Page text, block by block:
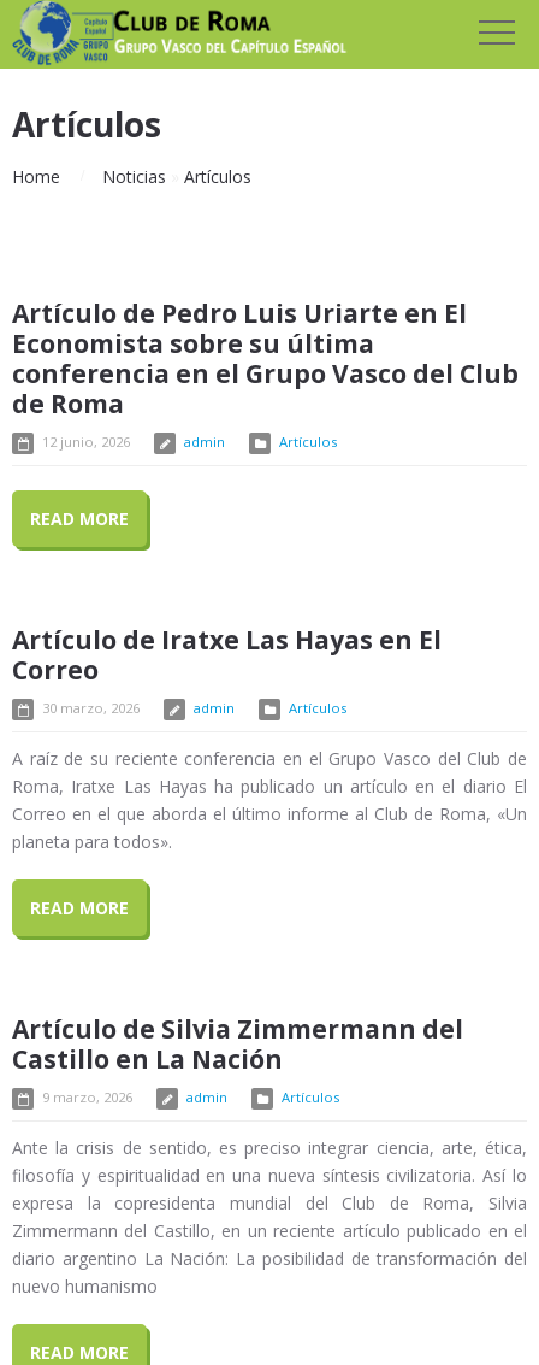
Artículos
Home Noticias Artículos
Artículo de Pedro Luis Uriarte en El
Economista sobre su última
conferencia en el Grupo Vasco del Club
de Roma
12 junio, 2026 admin Artículos
READ MORE
Artículo de Iratxe Las Hayas en El
Correo
30 marzo, 2026 admin Artículos
A raíz de su reciente conferencia en el Grupo Vasco del Club de
Roma, Iratxe Las Hayas ha publicado un artículo en el diario El
Correo en el que aborda el último informe al Club de Roma, «Un
planeta para todos».
READ MORE
Artículo de Silvia Zimmermann del
Castillo en La Nación
9 marzo, 2026 admin Artículos
Ante la crisis de sentido, es preciso integrar ciencia, arte, ética,
filosofía y espiritualidad en una nueva síntesis civilizatoria. Así lo
expresa la copresidenta mundial del Club de Roma, Silvia
Zimmermann del Castillo, en un reciente artículo publicado en el
diario argentino La Nación: La posibilidad de transformación del
nuevo humanismo
READ MORE